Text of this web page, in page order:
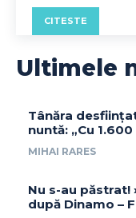
CITESTE
Ultimele
Tânăra
nuntă: „Cu
MIHAI RARES
Nu s-au păstrat!
după Dinamo –